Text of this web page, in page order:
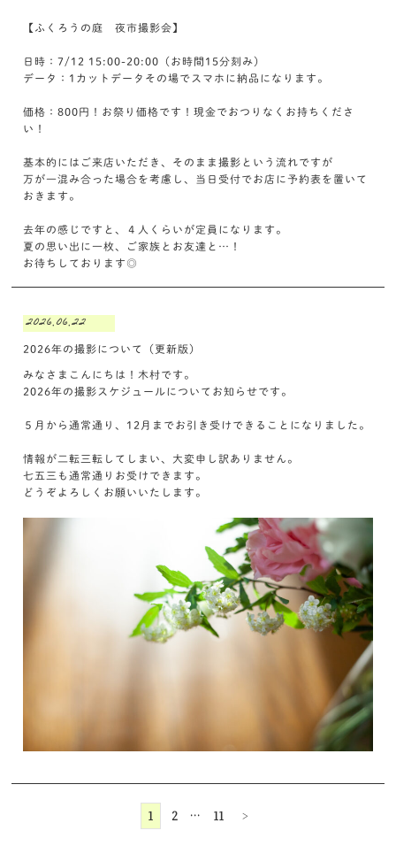
【ふくろうの庭 夜市撮影会】
日時：7/12 15:00-20:00（お時間15分刻み）
データ：1カットデータその場でスマホに納品になります。
価格：800円！お祭り価格です！現金でおつりなくお持ちくださ
い！
基本的にはご来店いただき、そのまま撮影という流れですが
万が一混み合った場合を考慮し、当日受付でお店に予約表を置いて
おきます。
去年の感じですと、４人くらいが定員になります。
夏の思い出に一枚、ご家族とお友達と…！
お待ちしております◎
2026.06.22
2026年の撮影について（更新版）
みなさまこんにちは！木村です。
2026年の撮影スケジュールについてお知らせです。
５月から通常通り、12月までお引き受けできることになりました。
情報が二転三転してしまい、大変申し訳ありません。
七五三も通常通りお受けできます。
どうぞよろしくお願いいたします。
1 2 … 11 >